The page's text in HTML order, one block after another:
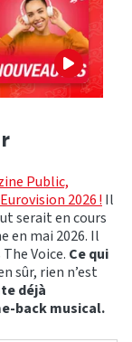
Public,
2026 ! Il
serait en cours
en mai 2026. Il
Voice. Ce qui
sûr, rien n’est
déjà
back musical.